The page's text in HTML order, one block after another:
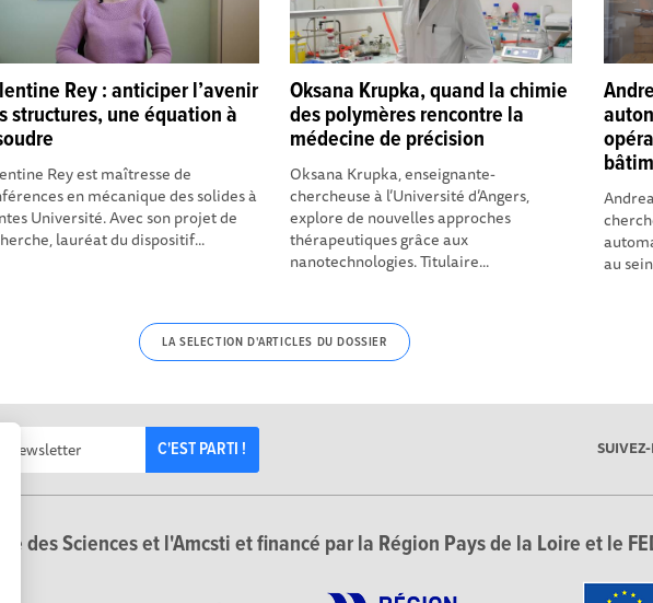
Rey : anticiper l’avenir
structures, une équation à
Rey est maîtresse de
en mécanique des solides à
Université. Avec son projet de
lauréat du dispositif...
Oksana Krupka, quand la chimie
des polymères rencontre la
médecine de précision
Oksana Krupka, enseignante-
chercheuse à l’Université d’Angers,
explore de nouvelles approches
thérapeutiques grâce aux
nanotechnologies. Titulaire...
au
LA SELECTION D'ARTICLES DU DOSSIER
C'EST PARTI !
des Sciences et l'Amcsti et financé par la Région Pays de la Loire et le